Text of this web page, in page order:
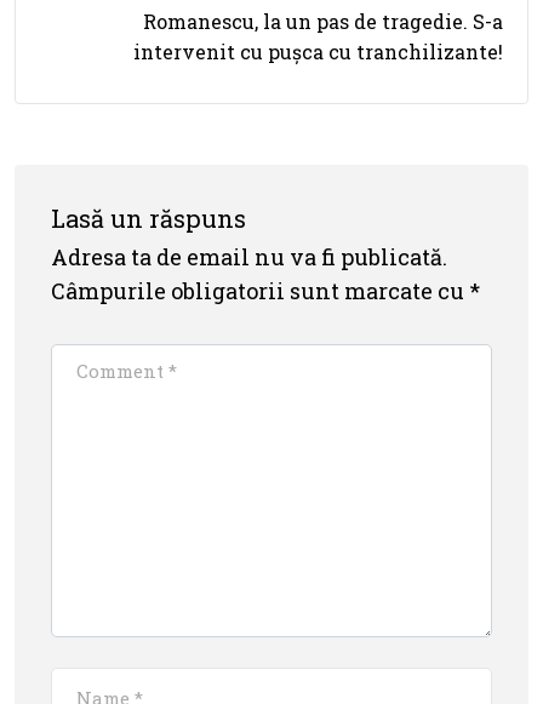
Romanescu, la un pas de tragedie. S-a
intervenit cu pușca cu tranchilizante!
Lasă un răspuns
Adresa ta de email nu va fi publicată.
Câmpurile obligatorii sunt marcate cu *